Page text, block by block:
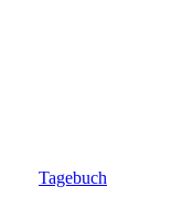
Tagebuch